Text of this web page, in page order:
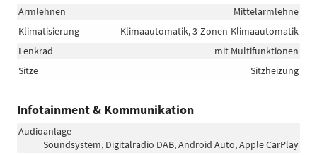
Armlehnen
Mittelarmlehne
Klimatisierung
Klimaautomatik, 3-Zonen-Klimaautomatik
Lenkrad
mit Multifunktionen
Sitze
Sitzheizung
Infotainment & Kommunikation
Audioanlage
Soundsystem, Digitalradio DAB, Android Auto, Apple CarPlay